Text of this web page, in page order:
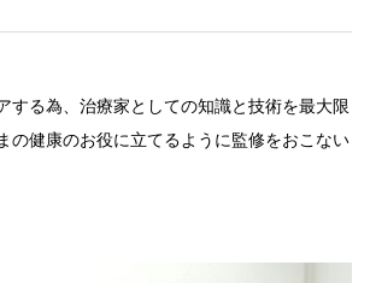
する為、治療家としての知識と技術を最大限
の健康のお役に立てるように監修をおこない